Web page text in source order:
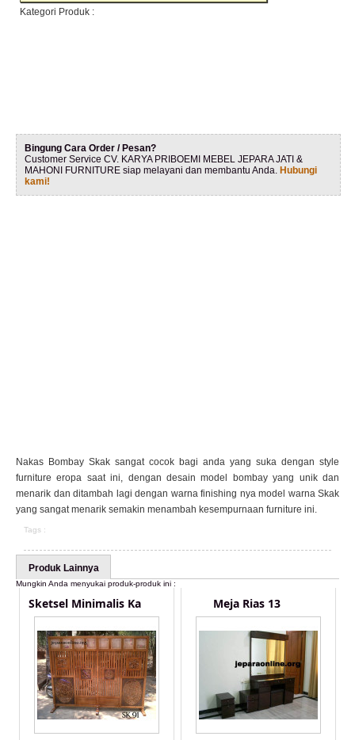
Kategori Produk :
Bingung Cara Order / Pesan?
Customer Service CV. KARYA PRIBOEMI MEBEL JEPARA JATI &
MAHONI FURNITURE siap melayani dan membantu Anda. Hubungi
kami!
Nakas Bombay Skak sangat cocok bagi anda yang suka dengan style
furniture eropa saat ini, dengan desain model bombay yang unik dan
menarik dan ditambah lagi dengan warna finishing nya model warna Skak
yang sangat menarik semakin menambah kesempurnaan furniture ini.
Tags :
Produk Lainnya
Mungkin Anda menyukai produk-produk ini :
Sketsel Minimalis Ka Meja Rias 13